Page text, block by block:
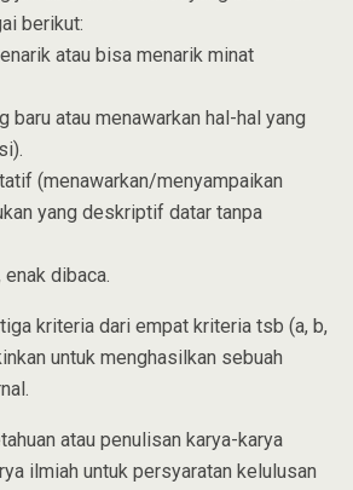
berikut:
atau bisa menarik minat
baru atau menawarkan hal-hal yang
(menawarkan/menyampaikan
yang deskriptif datar tanpa
dibaca.
kriteria dari empat kriteria tsb (a, b,
untuk menghasilkan sebuah
atau penulisan karya-karya
ilmiah untuk persyaratan kelulusan